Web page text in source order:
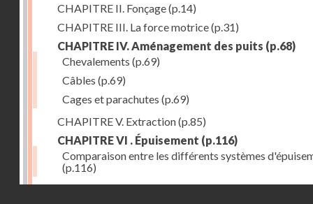
CHAPITRE II. Fonçage(p.14)
CHAPITRE III. La force motrice(p.31)
CHAPITRE IV. Aménagement des puits (p.68)
Chevalements (p.69)
Câbles (p.69)
Cages et parachutes (p.69)
CHAPITRE V. Extraction(p.85)
CHAPITRE VI . Épuisement (p.116)
Comparaison entre les différents systèmes
(p.116)